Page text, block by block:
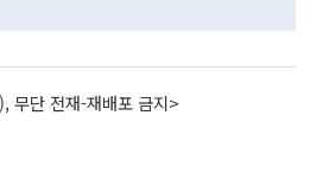
무단 전재-재배포 금지>